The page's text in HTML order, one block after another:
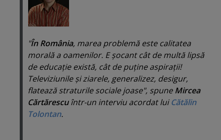
"În România, marea problemă este calitatea
morală a oamenilor. E şocant cât de multă lipsă
de educaţie există, cât de puţine aspiraţii!
Televiziunile şi ziarele, generalizez, desigur,
flatează straturile sociale joase", spuneMircea
Cărtărescuîntr-un interviu acordat luiCătălin
Tolontan.